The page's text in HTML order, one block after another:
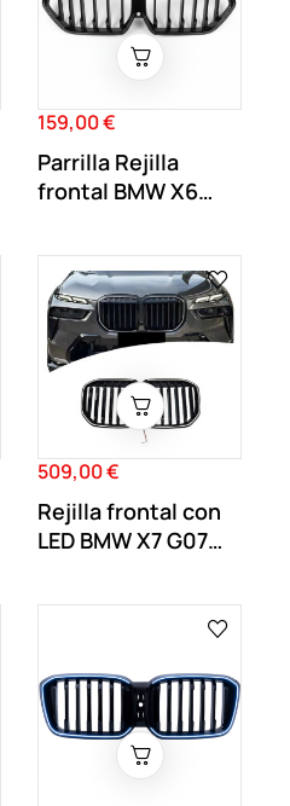
Precio
159,00 €
Parrilla Rejilla
frontal BMW X6
Precio
509,00 €
Rejilla frontal con
LED BMW X7 G07